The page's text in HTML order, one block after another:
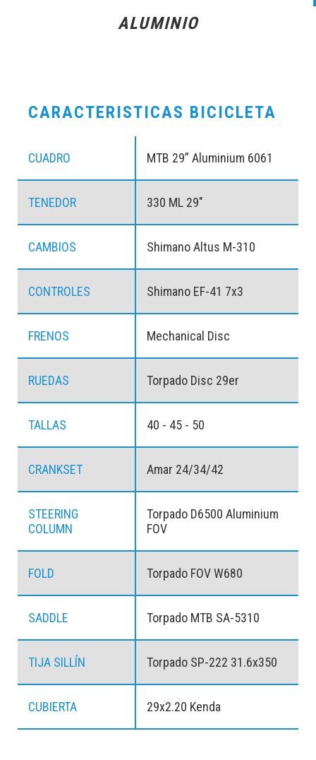
ALUMINIO
CARACTERISTICAS BICICLETA
CUADRO MTB 29” Aluminium 6061
TENEDOR 330 ML 29"
CAMBIOS Shimano Altus M-310
CONTROLES Shimano EF-41 7x3
FRENOS Mechanical Disc
RUEDAS Torpado Disc 29er
TALLAS 40 - 45 - 50
CRANKSET Amar 24/34/42
STEERING
COLUMN
Torpado D6500 Aluminium
FOV
FOLD Torpado FOV W680
SADDLE Torpado MTB SA-5310
TIJA SILLÍN Torpado SP-222 31.6x350
CUBIERTA 29x2.20 Kenda